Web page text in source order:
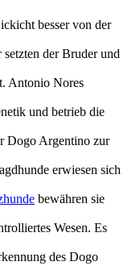
besser von der
der Bruder und
Antonio Nores
und betrieb die
Dogo Argentino zur
erwiesen sich
bewähren sie
Wesen. Es
des Dogo